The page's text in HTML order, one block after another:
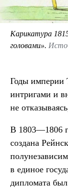
Карикатура
головами».
Годы империи
интригами и
не
В 1803—1806
создана
в единое
дипломата